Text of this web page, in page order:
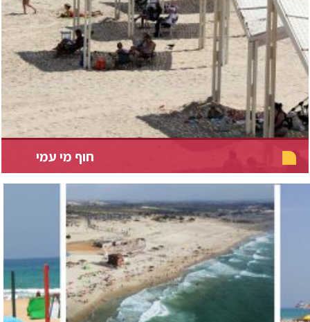
חוף מי עמי